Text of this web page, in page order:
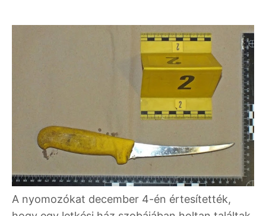
A nyomozókat december 4-én értesítették,